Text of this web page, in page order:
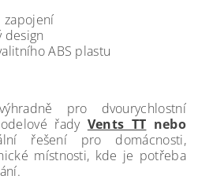
zapojení
design
ABS plastu
pro dvourychlostní
řady Vents TT nebo
řešení pro domácnosti,
místnosti, kde je potřeba